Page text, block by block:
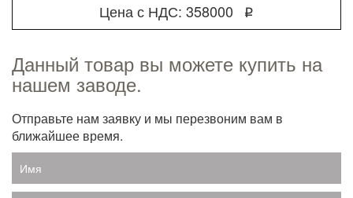
Цена с НДС: 358000 q
Данный товар вы можете купить на
нашем заводе.
Отправьте нам заявку и мы перезвоним вам в
ближайшее время.
Имя